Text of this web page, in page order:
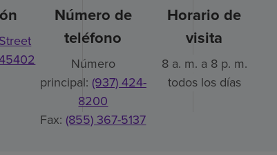
Número de
teléfono
Número
principal: (937) 424-
8200
Fax: (855) 367-5137
Horario de
visita
8 a. m. a 8 p. m.
todos los días